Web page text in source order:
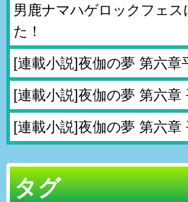
男鹿ナマハゲロックフェス
た！
[連載小説]夜伽の夢 第六
[連載小説]夜伽の夢 第六
[連載小説]夜伽の夢 第六
タグ